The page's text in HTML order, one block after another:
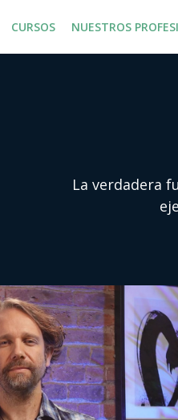
CURSOS NUESTROS
La verdadera